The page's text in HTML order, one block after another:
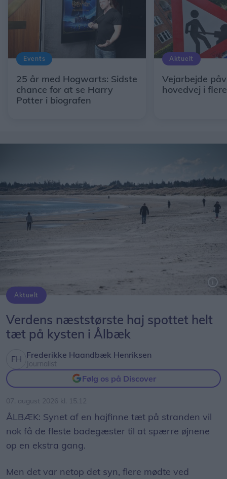
Events
25 år med Hogwarts: Sidste
chance for at se Harry
Potter i biografen
Aktuelt
Vejarbejde
hovedvej i
Aktuelt
Verdens næststørste haj spottet helt
tæt på kysten i Ålbæk
Frederikke Haandbæk Henriksen
Journalist
Følg os på Discover
07. august 2026 kl. 15.12
ÅLBÆK: Synet af en hajfinne tæt på stranden vil
nok få de fleste badegæster til at spærre øjnene
op en ekstra gang.
Men det var netop det syn, flere mødte ved